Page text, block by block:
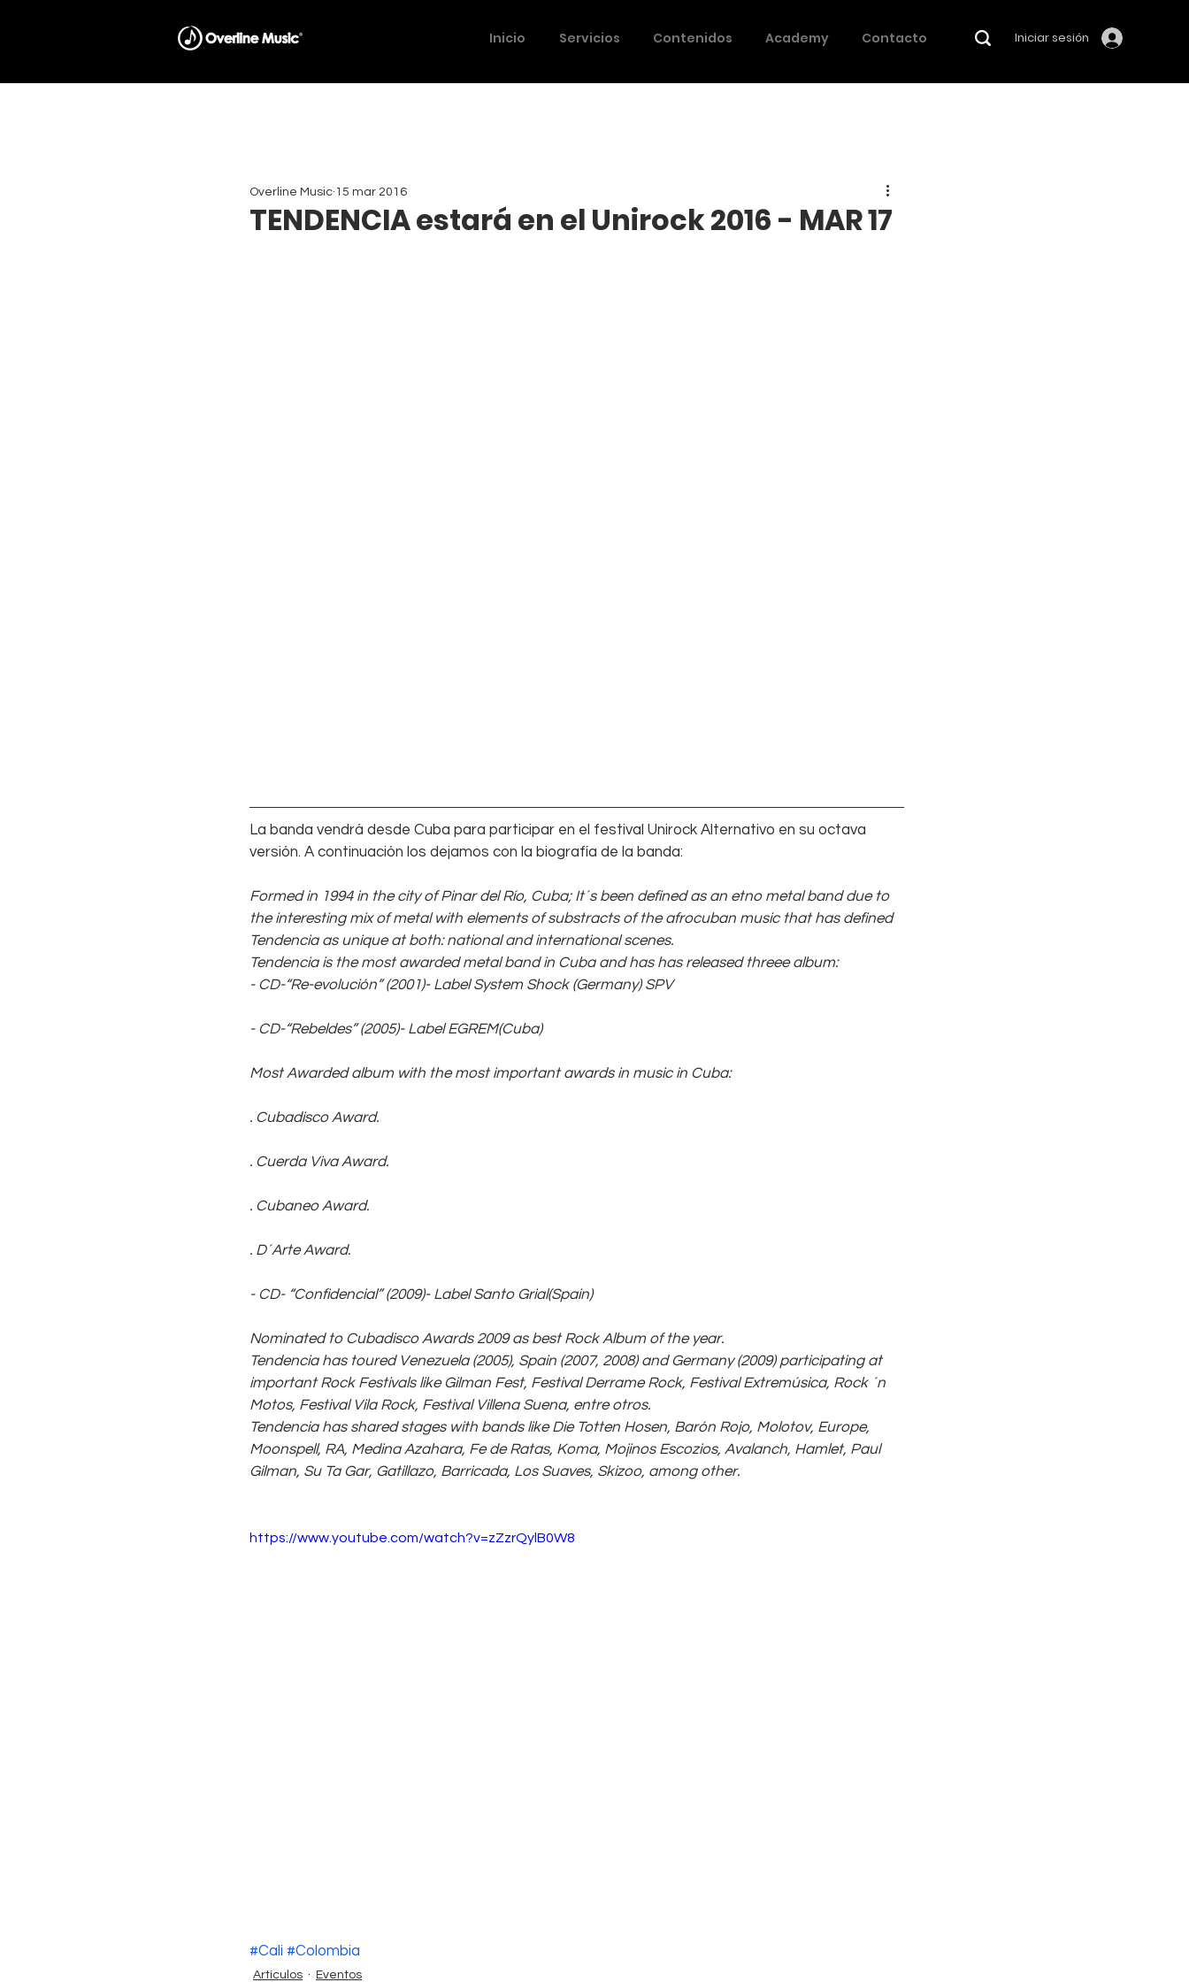
Iniciar sesión
Inicio Servicios Contenidos Academy Contacto
TENDENCIA estará en el Unirock 2016 - MAR 17
Overline Music 15 mar 2016
La banda vendrá desde Cuba para participar en el festival Unirock Alternativo en su octava
versión. A continuación los dejamos con la biografía de la banda:
Formed in 1994 in the city of Pinar del Río, Cuba; It´s been defined as an etno metal band due to
the interesting mix of metal with elements of substracts of the afrocuban music that has defined
Tendencia as unique at both: national and international scenes.
Tendencia is the most awarded metal band in Cuba and has has released threee album:
- CD-“Re-evolución” (2001)- Label System Shock (Germany) SPV
- CD-“Rebeldes” (2005)- Label EGREM(Cuba)
Most Awarded album with the most important awards in music in Cuba:
. Cubadisco Award.
. Cuerda Viva Award.
. Cubaneo Award.
. D´Arte Award.
- CD- “Confidencial” (2009)- Label Santo Grial(Spain)
Nominated to Cubadisco Awards 2009 as best Rock Album of the year.
Tendencia has toured Venezuela (2005), Spain (2007, 2008) and Germany (2009) participating at
important Rock Festivals like Gilman Fest, Festival Derrame Rock, Festival Extremúsica, Rock ´n
Motos, Festival Vila Rock, Festival Villena Suena, entre otros.
Tendencia has shared stages with bands like Die Totten Hosen, Barón Rojo, Molotov, Europe,
Moonspell, RA, Medina Azahara, Fe de Ratas, Koma, Mojinos Escozios, Avalanch, Hamlet, Paul
Gilman, Su Ta Gar, Gatillazo, Barricada, Los Suaves, Skizoo, among other.
https://www.youtube.com/watch?v=zZzrQylB0W8
#Cali #Colombia
Artículos Eventos